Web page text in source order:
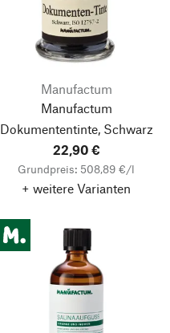
Manufactum
Manufactum
Dokumententinte, Schwarz
22,90 €
Grundpreis: 508,89 €/l
+ weitere Varianten